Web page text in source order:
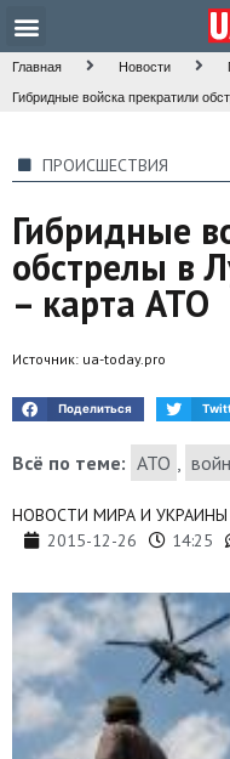
Главная Новости
Гибридные войска прекратили
ПРОИСШЕСТВИЯ
Гибридные
обстрелы в
– карта АТО
Источник: ua-today.pro
Поделиться
Всё по теме: АТО ,
НОВОСТИ МИРА И УКРАИНЫ
2015-12-26
14:25